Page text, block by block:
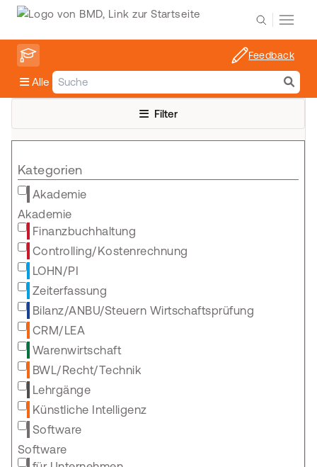
Alle
Feedback
Filter
Kategorien
Akademie
Akademie
Finanzbuchhaltung
Controlling/Kostenrechnung
LOHN/PI
Zeiterfassung
Bilanz/ANBU/Steuern Wirtschaftsprüfung
CRM/LEA
Warenwirtschaft
BWL/Recht/Technik
Lehrgänge
Künstliche Intelligenz
Software
Software